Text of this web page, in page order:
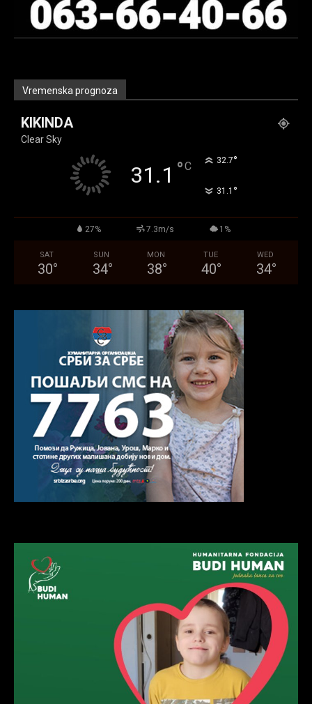
Vremenska prognoza
KIKINDA
Clear Sky
31.1 °C 32.7°
31.1 °
27% 7.3m/s 1%
SAT
30°
SUN
34°
MON
38°
TUE
40°
WED
34°